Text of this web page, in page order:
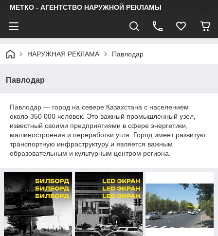
МЕТКО - АГЕНТСТВО НАРУЖНОЙ РЕКЛАМЫ
НАРУЖНАЯ РЕКЛАМА Павлодар
Павлодар
Павлодар — город на севере Казахстана с населением
около 350 000 человек. Это важный промышленный узел,
известный своими предприятиями в сфере энергетики,
машиностроения и переработки угля. Город имеет развитую
транспортную инфраструктуру и является важным
образовательным и культурным центром региона.